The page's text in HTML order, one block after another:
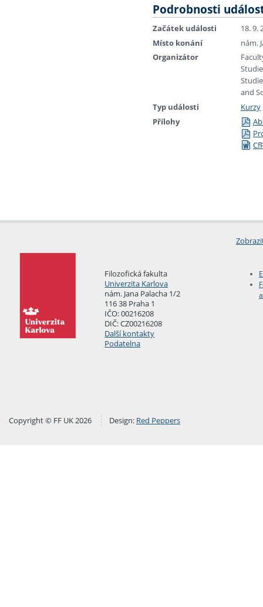
Podrobnosti
Začátek události
18. 9.
Místo konání
nám.
Organizátor
and
Typ události
Kurzy
Přílohy
Filozofická fakulta
Univerzita Karlova
nám. Jana Palacha 1/2
116 38 Praha 1
IČO: 00216208
DIČ: CZ00216208
Další kontakty
Podatelna
Copyright © FF UK 2026 Design: Red Peppers